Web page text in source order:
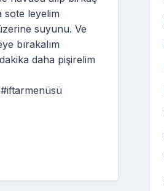
sote leyelim
suyunu. Ve
bırakalım
daha pişirelim